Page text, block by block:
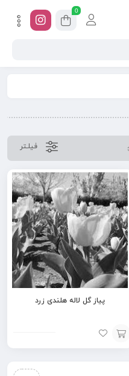
0
فیلـتر
پیاز گل لاله هلندی زرد
افزودن